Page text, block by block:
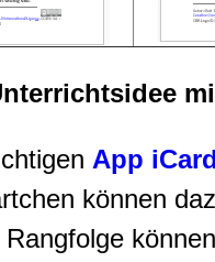
App
können